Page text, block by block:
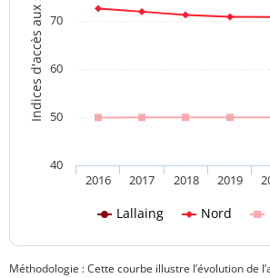
Indices d'accès aux soins
Lallaing Nord
2016 2017 2018 2019
40
50
60
70
Méthodologie : Cette courbe illustre l’évolution de